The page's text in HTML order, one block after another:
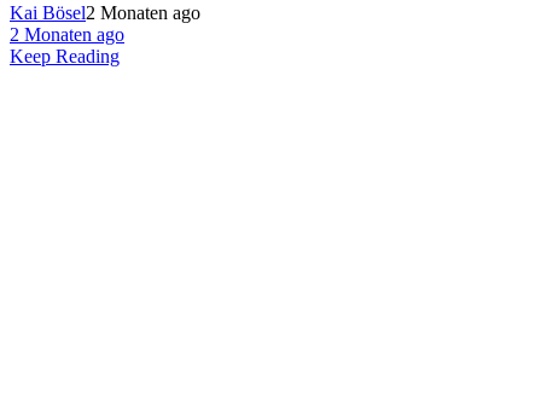
Kai Bösel2 Monaten ago
2 Monaten ago
Keep Reading